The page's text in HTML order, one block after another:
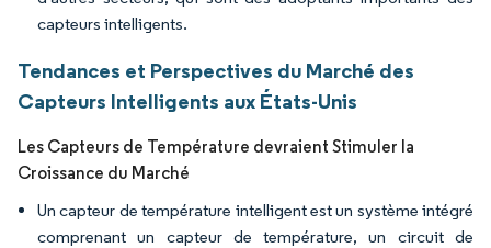
capteurs intelligents.
Tendances et Perspectives du Marché des
Capteurs Intelligents aux États-Unis
Les Capteurs de Température devraient Stimuler la
Croissance du Marché
Un capteur de température intelligent est un système intégré
comprenant un capteur de température, un circuit de